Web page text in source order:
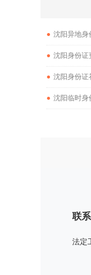
● 沈阳异地身
● 沈阳身份证
● 沈阳身份证
● 沈阳临时身
联
法定